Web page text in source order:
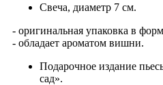
Свеча, диаметр 7 см.
- оригинальная упаковка в
- обладает ароматом вишни.
Подарочное издание
сад».